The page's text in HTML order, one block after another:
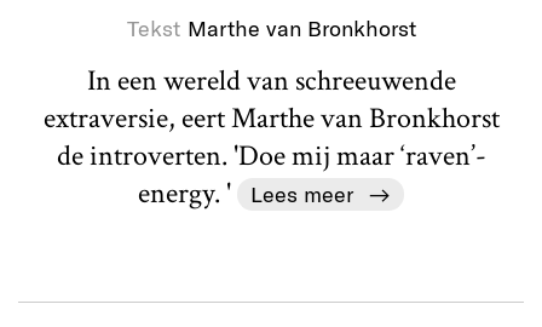
Tekst Marthe van Bronkhorst
In een wereld van schreeuwende
extraversie, eert Marthe van Bronkhorst
de introverten. 'Doe mij maar ‘raven’-
energy. '
Lees meer